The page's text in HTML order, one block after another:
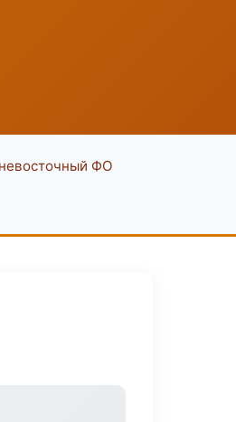
ФО